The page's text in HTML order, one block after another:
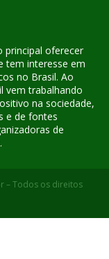
principal oferecer
tem interesse em
no Brasil. Ao
vem trabalhando
na sociedade,
e de fontes
de
– Todos os direitos